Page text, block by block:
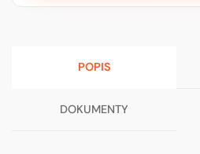
POPIS
DOKUMENTY